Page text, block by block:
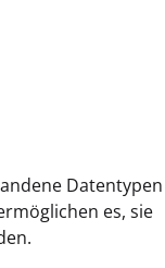
Datentypen
es, sie